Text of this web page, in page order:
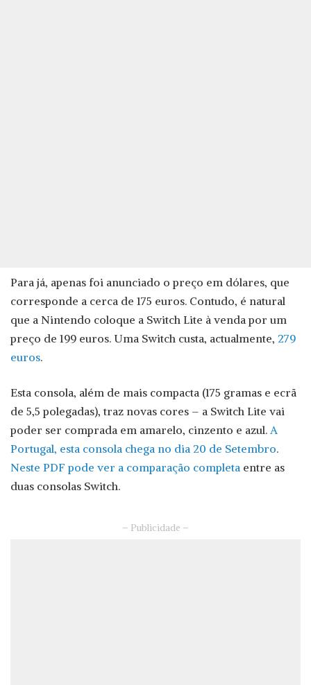
Para já, apenas foi anunciado o preço em dólares, que
corresponde a cerca de 175 euros. Contudo, é natural
que a Nintendo coloque a Switch Lite à venda por um
preço de 199 euros. Uma Switch custa, actualmente, 279
euros.
Esta consola, além de mais compacta (175 gramas e ecrã
de 5,5 polegadas), traz novas cores – a Switch Lite vai
poder ser comprada em amarelo, cinzento e azul. A
Portugal, esta consola chega no dia 20 de Setembro.
Neste PDF pode ver a comparação completa entre as
duas consolas Switch.
– Publicidade –